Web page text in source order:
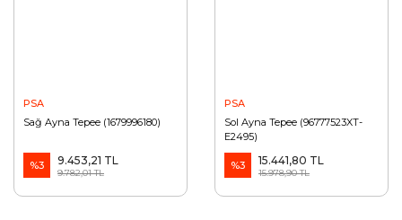
PSA
Sağ Ayna Tepee (1679996180)
%3 9.453,21 TL
9.782,01 TL
PSA
Sol Ayna Tepee (96777523XT-
E2495)
%3 15.441,80 TL
15.978,90 TL